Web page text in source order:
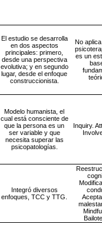
El estudio se desarrolla
en dos aspectos
principales: primero,
desde una perspectiva
evolutiva; y en segundo
lugar, desde el enfoque
construccionista.
No
es un
Modelo humanista, el
cual está consciente de
que la persona es un
ser variable y que
necesita superar las
psicopatologías.
Inquiry.
Integró diversos
enfoques, TCC y TTG.